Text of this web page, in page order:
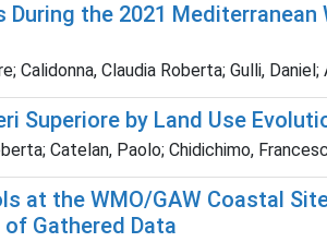
the 2021
Claudia Roberta; Gulli,
Superiore by Land Use
Catelan, Paolo; Chidichimo,
the WMO/GAW Coastal
Gathered Data